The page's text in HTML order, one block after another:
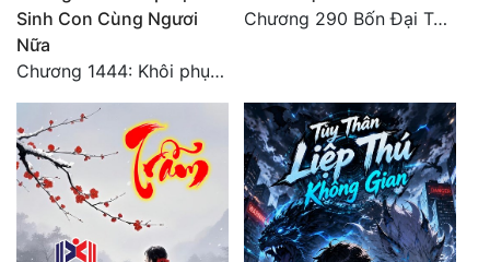
Tu Chân
Tu Tiên
Tội Phạm
Vô Địch
Võ Hiệp
Võng Du
Sinh Con Cùng Ngươi
Nữa
Chương 1444: Khôi phục quỹ đạo
Chương 290 Bốn Đại Tông Môn Đơn Thuộc Tính Vô Cùng Thê Lương